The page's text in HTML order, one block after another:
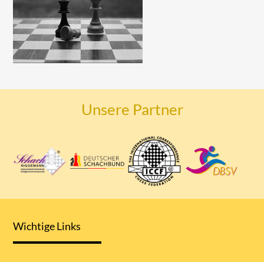
Unsere Partner
Wichtige Links